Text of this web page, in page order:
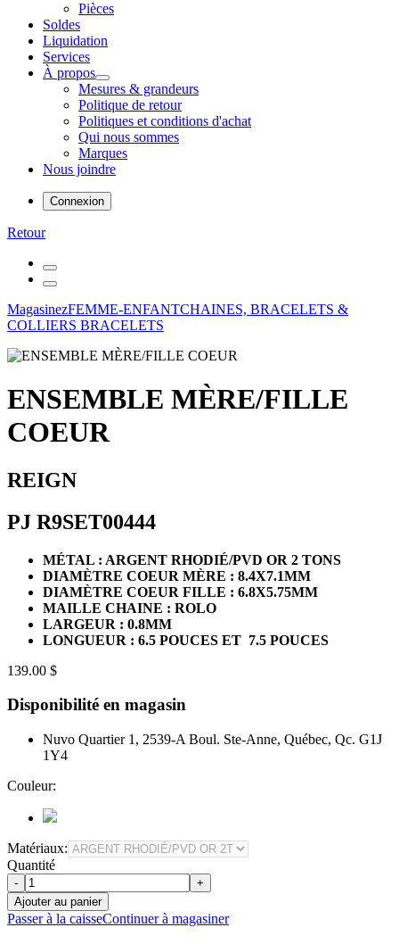
Pièces
Soldes
Liquidation
Services
À propos
Mesures & grandeurs
Politique de retour
Politiques et conditions d'achat
Qui nous sommes
Marques
Nous joindre
Connexion
Retour
MagasinezFEMME-ENFANTCHAINES, BRACELETS &
COLLIERS BRACELETS
ENSEMBLE MÈRE/FILLE
COEUR
REIGN
PJ R9SET00444
MÉTAL : ARGENT RHODIÉ/PVD OR 2 TONS
DIAMÈTRE COEUR MÈRE : 8.4X7.1MM
DIAMÈTRE COEUR FILLE : 6.8X5.75MM
MAILLE CHAINE : ROLO
LARGEUR : 0.8MM
LONGUEUR : 6.5 POUCES ET 7.5 POUCES
139.00 $
Disponibilité en magasin
Nuvo Quartier 1, 2539-A Boul. Ste-Anne, Québec, Qc. G1J
1Y4
Couleur:
Matériaux:
Quantité
-
+
Ajouter au panier
Passer à la caisseContinuer à magasiner